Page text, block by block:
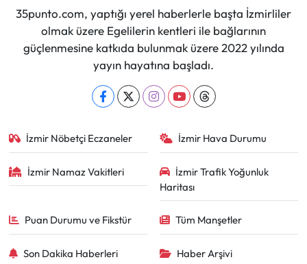
35punto.com, yaptığı yerel haberlerle başta İzmirliler
olmak üzere Egelilerin kentleri ile bağlarının
güçlenmesine katkıda bulunmak üzere 2022 yılında
yayın hayatına başladı.
İzmir Nöbetçi Eczaneler İzmir Hava Durumu
İzmir Namaz Vakitleri
İzmir Trafik Yoğunluk
Haritası
Puan Durumu ve Fikstür Tüm Manşetler
Son Dakika Haberleri Haber Arşivi